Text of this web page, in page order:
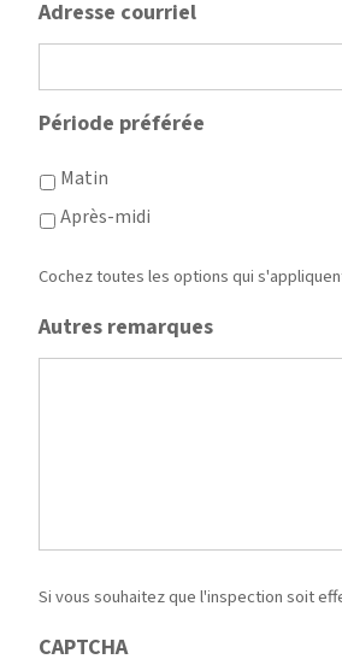
Adresse courriel
Période préférée
Matin
Après-midi
Cochez toutes les options qui
Autres remarques
Si vous souhaitez que l'inspection soit
CAPTCHA